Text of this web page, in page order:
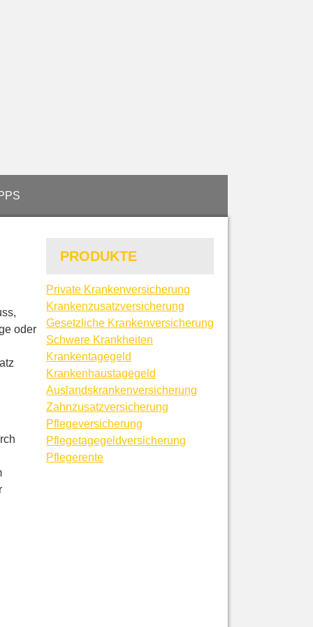
PRODUKTE
Private Kranken­ver­si­che­rung
Kranken­zusatz­ver­si­che­rung
Gesetzliche Kranken­ver­si­che­rung
Schwe­re Krank­hei­ten
Krankentagegeld
Krankenhaustagegeld
Auslandskrankenversicherung
Zahn­zu­satz­ver­si­che­rung
Pflege­ver­si­che­rung
Pflegetagegeldversicherung
Pfle­ge­ren­te
oder